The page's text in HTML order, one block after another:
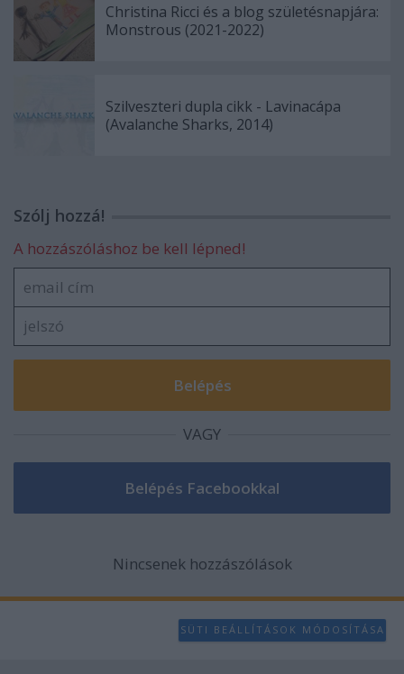
Christina Ricci és a blog születésnapjára:
Monstrous (2021-2022)
Szilveszteri dupla cikk - Lavinacápa
(Avalanche Sharks, 2014)
Szólj hozzá!
A hozzászóláshoz be kell lépned!
VAGY
Nincsenek hozzászólások
SÜTI BEÁLLÍTÁSOK MÓDOSÍTÁSA